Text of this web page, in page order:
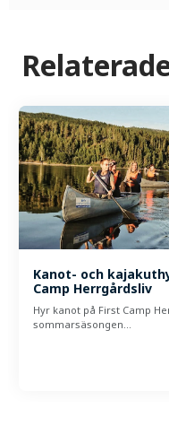
Kanot- och
Camp Herrgårdsliv
Hyr kanot på First Camp
sommarsäsongen…